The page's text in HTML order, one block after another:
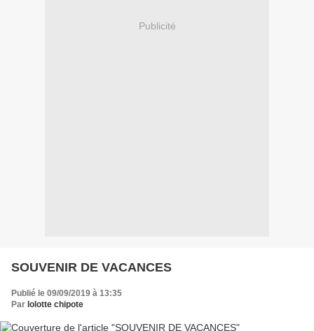
Publicité
SOUVENIR DE VACANCES
Publié le 09/09/2019 à 13:35
Par lolotte chipote